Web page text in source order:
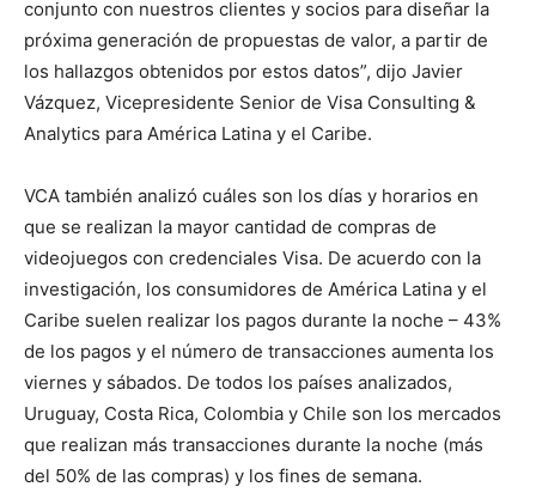
conjunto con nuestros clientes y socios para diseñar la
próxima generación de propuestas de valor, a partir de
los hallazgos obtenidos por estos datos”, dijo Javier
Vázquez, Vicepresidente Senior de Visa Consulting &
Analytics para América Latina y el Caribe.
VCA también analizó cuáles son los días y horarios en
que se realizan la mayor cantidad de compras de
videojuegos con credenciales Visa. De acuerdo con la
investigación, los consumidores de América Latina y el
Caribe suelen realizar los pagos durante la noche – 43%
de los pagos y el número de transacciones aumenta los
viernes y sábados. De todos los países analizados,
Uruguay, Costa Rica, Colombia y Chile son los mercados
que realizan más transacciones durante la noche (más
del 50% de las compras) y los fines de semana.